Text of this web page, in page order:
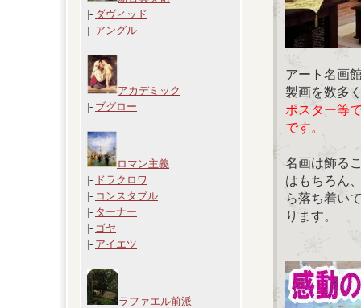
|- ダヴィッド
|- アングル
アカデミック
|- ブグロー
ロマン主義
|- ドラクロワ
|- コンスタブル
|- ターナー
|- ゴヤ
|- アイエツ
ラファエル前派
アート名画
製画を数多
ポスター等
です。
名画は飾る
はもちろん
ら落ち着い
ります。